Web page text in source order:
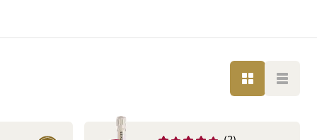
GRILLE LISTE